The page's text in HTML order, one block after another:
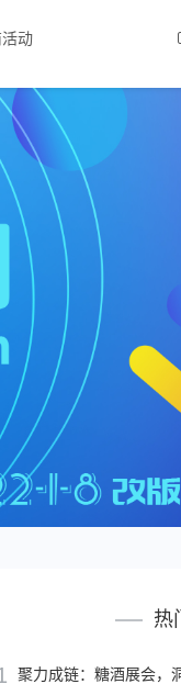
动
活动在广州、深圳
热
聚力成链：糖酒展会，